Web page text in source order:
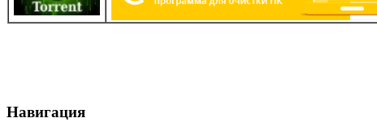
Навигация